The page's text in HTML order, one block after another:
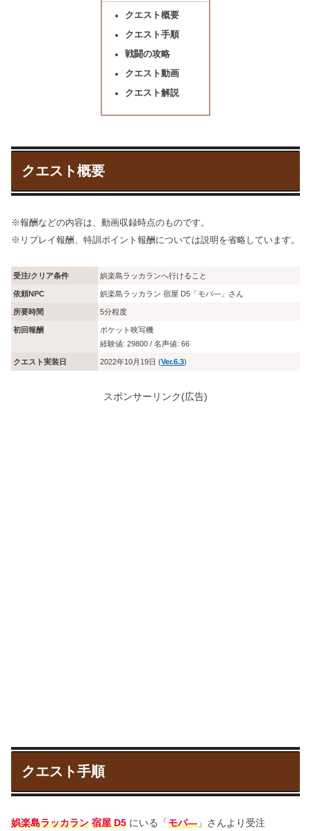
クエスト概要
クエスト手順
戦闘の攻略
クエスト動画
クエスト解説
クエスト概要
※報酬などの内容は、動画収録時点のものです。
※リプレイ報酬、特訓ポイント報酬については説明を省略しています。
受注/クリア条件 娯楽島ラッカランへ行けること
依頼NPC 娯楽島ラッカラン 宿屋 D5「モバ―」さん
所要時間 5分程度
初回報酬
ポケット映写機
経験値: 29800 / 名声値: 66
クエスト実装日 2022年10月19日 (Ver.6.3)
スポンサーリンク(広告)
クエスト手順
娯楽島ラッカラン 宿屋 D5 にいる「モバ― 」さんより受注